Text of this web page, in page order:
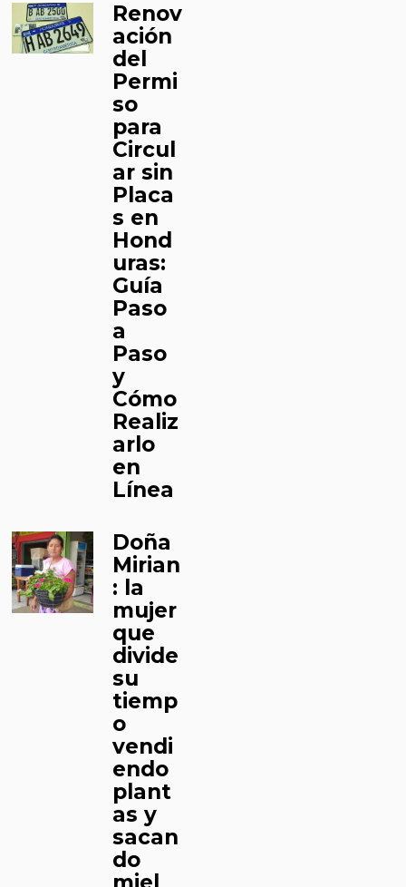
Renov
ación
del
Permi
so
para
Circul
ar sin
Placa
s en
Hond
uras:
Guía
Paso
a
Paso
y
Cómo
Realiz
arlo
en
Línea
Doña
Mirian
: la
mujer
que
divide
su
tiemp
o
vendi
endo
plant
as y
sacan
do